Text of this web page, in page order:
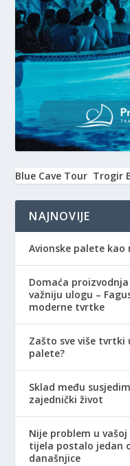
Blue Cave Tour Trogir
NAJNOVIJE
Avionske palete
Domaća
važniju ulogu –
moderne tvrtke
Zašto sve više tvrtki
palete?
Sklad među
zajednički život
Nije problem u
tijela postalo jedan
današnjice